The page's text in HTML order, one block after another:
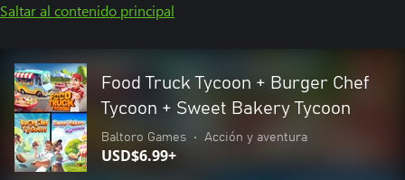
Saltar al contenido principal
Food Truck Tycoon + Burger Chef
Tycoon + Sweet Bakery Tycoon
Baltoro Games • Acción y aventura
USD$6.99+